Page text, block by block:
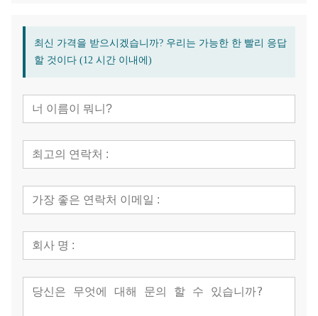
최신 가격을 받으시겠습니까? 우리는 가능한 한 빨리 응답
할 것이다 (12 시간 이내에)